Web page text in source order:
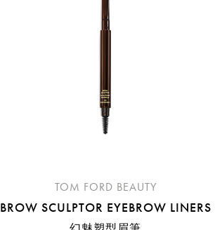
TOM FORD BEAUTY
BROW SCULPTOR EYEBROW LINERS